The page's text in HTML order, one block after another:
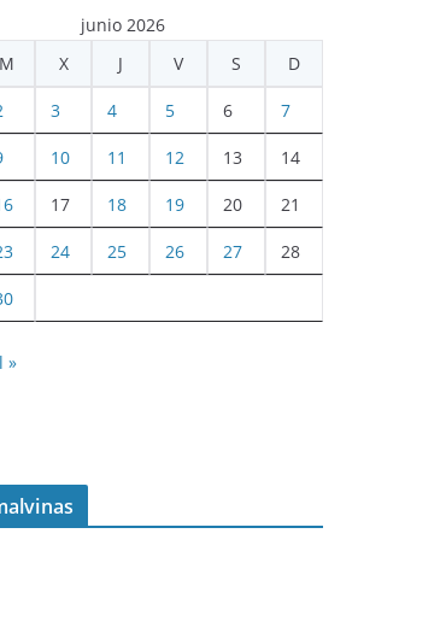
junio 2026
M X J V S D
3 4 5 6 7
10 11 12 13 14
17 18 19 20 21
24 25 26 27 28
»